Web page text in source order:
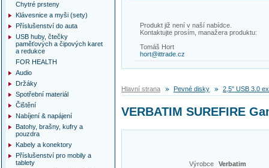
Produkt již není v naší nabídce.
Kontaktujte prosím, manažera produktu:
Tomáš Hort
hort@ittrade.cz
Hlavní strana Pevné disky 2,5" USB 3.0
VERBATIM SUREFIRE
Výrobce
Verbatim
Chytré prsteny
Klávesnice a myši (sety)
Příslušenství do auta
USB huby, čtečky
paměťových a čipových karet
a redukce
FOR HEALTH
Audio
Držáky
Spotřební materiál
Čištění
Nabíjení & napájení
Batohy, brašny, kufry a
pouzdra
Kabely a konektory
Příslušenství pro mobily a
tablety